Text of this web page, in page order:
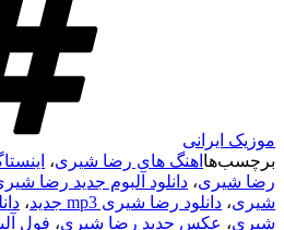
موزیک ایرانی
برچسب‌ها اهنگ های رضا شیری،
رضا شیری، دانلود آلبوم جدید رضا
شیری، دانلود رضا شیری mp3 جدید ،
شیری، عکس جدید رضا شیری، فول